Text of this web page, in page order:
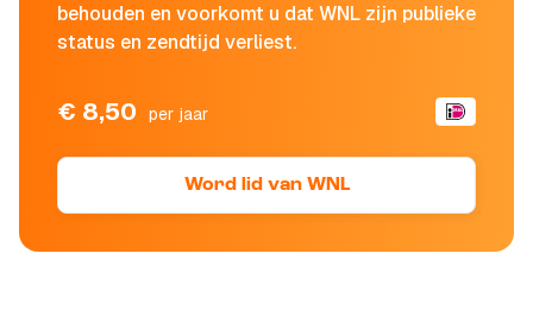
behouden en voorkomt u dat WNL zijn publieke
status en zendtijd verliest.
€ 8,50 per jaar
Word lid van WNL